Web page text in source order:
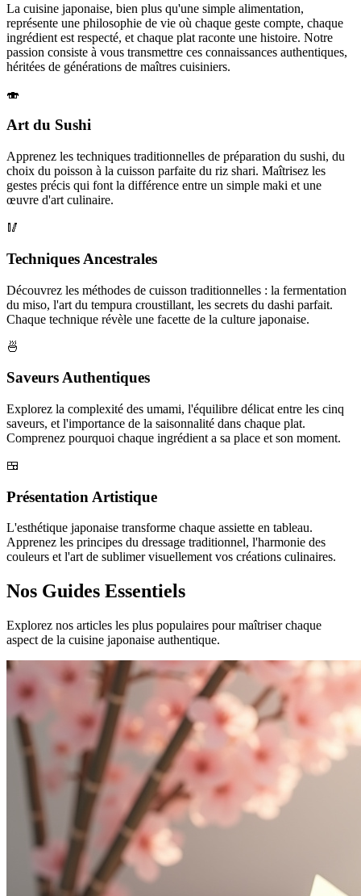
La cuisine japonaise, bien plus qu'une simple alimentation,
représente une philosophie de vie où chaque geste compte, chaque
ingrédient est respecté, et chaque plat raconte une histoire. Notre
passion consiste à vous transmettre ces connaissances authentiques,
héritées de générations de maîtres cuisiniers.
🍣
Art du Sushi
Apprenez les techniques traditionnelles de préparation du sushi, du
choix du poisson à la cuisson parfaite du riz shari. Maîtrisez les
gestes précis qui font la différence entre un simple maki et une
œuvre d'art culinaire.
🥢
Techniques Ancestrales
Découvrez les méthodes de cuisson traditionnelles : la fermentation
du miso, l'art du tempura croustillant, les secrets du dashi parfait.
Chaque technique révèle une facette de la culture japonaise.
🍜
Saveurs Authentiques
Explorez la complexité des umami, l'équilibre délicat entre les cinq
saveurs, et l'importance de la saisonnalité dans chaque plat.
Comprenez pourquoi chaque ingrédient a sa place et son moment.
🍱
Présentation Artistique
L'esthétique japonaise transforme chaque assiette en tableau.
Apprenez les principes du dressage traditionnel, l'harmonie des
couleurs et l'art de sublimer visuellement vos créations culinaires.
Nos Guides Essentiels
Explorez nos articles les plus populaires pour maîtriser chaque
aspect de la cuisine japonaise authentique.